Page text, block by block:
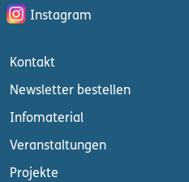
Instagram
Kontakt
Newsletter bestellen
Infomaterial
Veranstaltungen
Projekte